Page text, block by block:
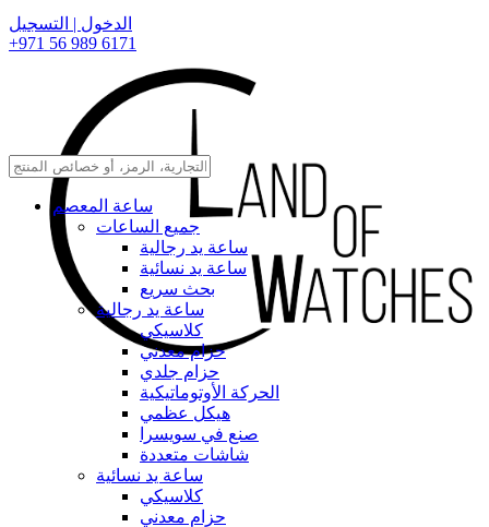
الدخول | التسجيل
+971 56 989 6171
ساعة المعصم
جميع الساعات
ساعة يد رجالية
ساعة يد نسائية
بحث سريع
ساعة يد رجالية
كلاسيكي
حزام معدني
حزام جلدي
الحركة الأوتوماتيكية
هيكل عظمي
صنع في سويسرا
شاشات متعددة
ساعة يد نسائية
كلاسيكي
حزام معدني